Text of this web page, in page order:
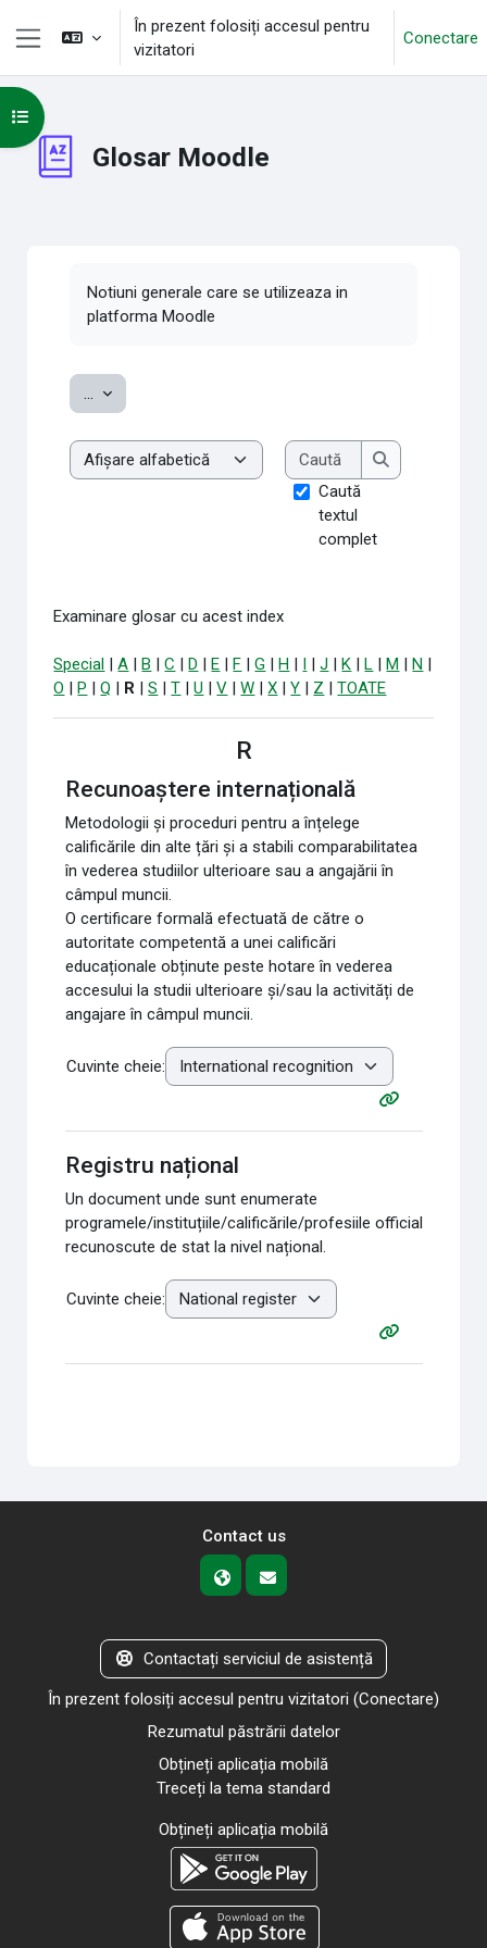
Sari la conţinutul principal
Panou lateral
În prezent folosiți accesul pentru
vizitatori
Conectare
Glosar Moodle
Deschide Indexul cursului
Notiuni generale care se utilizeaza in
platforma Moodle
... Exportați noțiuni
Examinare glosar cu acest index
Caută
Caută
Caută
textul
complet
Examinare glosar cu acest index
Special |A |B |C |D |E |F |G |H | I |J |K |L |M |N |
O |P |Q | R |S |T |U |V |W |X |Y | Z |TOATE
R
Recunoaștere internațională
Metodologii și proceduri pentru a înțelege
calificările din alte țări și a stabili comparabilitatea
în vederea studiilor ulterioare sau a angajării în
câmpul muncii.
O certificare formală efectuată de către o
autoritate competentă a unei calificări
educaționale obținute peste hotare în vederea
accesului la studii ulterioare și/sau la activități de
angajare în câmpul muncii.
Cuvinte cheie:
Registru național
Un document unde sunt enumerate
programele/instituțiile/calificările/profesiile official
recunoscute de stat la nivel național.
Cuvinte cheie:
Contact us
Contactați serviciul de asistență
În prezent folosiți accesul pentru vizitatori (Conectare)
Rezumatul păstrării datelor
Obțineți aplicația mobilă
Treceți la tema standard
Obțineți aplicația mobilă